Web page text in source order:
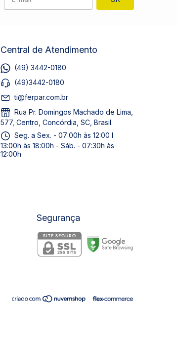
Central de Atendimento
(49) 3442-0180
(49)3442-0180
ti@ferpar.com.br
Rua Pr. Domingos Machado de Lima,
577, Centro, Concórdia, SC, Brasil.
Seg. a Sex. - 07:00h às 12:00 I
13:00h às 18:00h - Sáb. - 07:30h às
12:00h
Segurança